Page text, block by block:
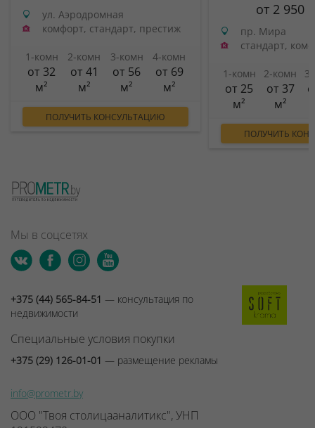
ул. Аэродромная
комфорт, стандарт, престиж
1-комн
от 32
м²
2-комн
от 41
м²
3-комн
от 56
м²
4-комн
от 69
м²
ПОЛУЧИТЬ КОНСУЛЬТАЦИЮ
от 2 950
пр. Мира
стандарт,
1-комн
от 25
м²
2-комн
от 37
м²
ПОЛУЧИТЬ
Мы в соцсетях
+375 (44) 565-84-51 — консультация по
недвижимости
Специальные условия покупки
+375 (29) 126-01-01 — размещение рекламы
info@prometr.by
ООО "Твоя столицааналитикс", УНП